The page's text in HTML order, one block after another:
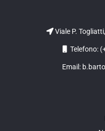
Viale P.
Telefono:
Email: